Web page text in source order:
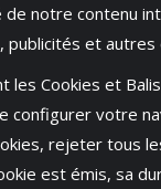
de notre contenu
et autres
les Cookies et
configurer votre
rejeter tous
est émis, sa